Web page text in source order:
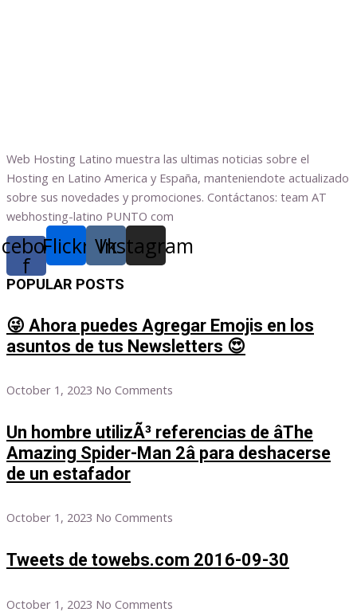
Web Hosting Latino muestra las ultimas noticias sobre el
Hosting en Latino America y España, manteniendote actualizado
sobre sus novedades y promociones. Contáctanos: team AT
webhosting-latino PUNTO com
f
Flickr Vk
Instagram
POPULAR POSTS
😜 Ahora puedes Agregar Emojis en los
asuntos de tus Newsletters 😍
October 1, 2023 No Comments
Un hombre utilizÃ³ referencias de âThe
Amazing Spider-Man 2â para deshacerse
de un estafador
October 1, 2023 No Comments
Tweets de towebs.com 2016-09-30
October 1, 2023 No Comments